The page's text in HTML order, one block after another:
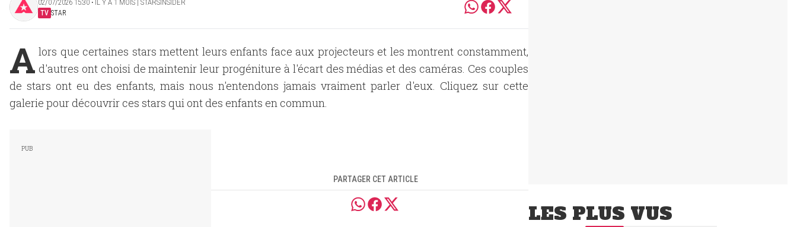
02/07/2026 15:30 ‧ IL Y A 1 MOIS | STARSINSIDER
TV STAR
A lors que certaines stars mettent leurs enfants face aux projecteurs et les montrent constamment,
d'autres ont choisi de maintenir leur progéniture à l'écart des médias et des caméras. Ces couples
de stars ont eu des enfants, mais nous n'entendons jamais vraiment parler d'eux. Cliquez sur cette
galerie pour découvrir ces stars qui ont des enfants en commun.
PARTAGER CET ARTICLE
LES PLUS VUS